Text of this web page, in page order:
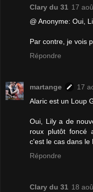
Clary du 31 17
@ Anonyme: Oui,
Par contre, je vois
Répondre
martange
17
Alaric est un Loup
Oui, Lily a de
roux plutôt foncé
c'est le cas dans le
Répondre
Clary du 31 18